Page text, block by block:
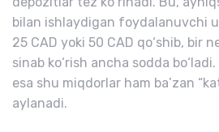
bilan ishlaydigan foydalanuvchi
25 CAD yoki 50 CAD qo‘shib, bir
sinab ko‘rish ancha sodda
esa shu miqdorlar ham ba’zan
aylanadi.